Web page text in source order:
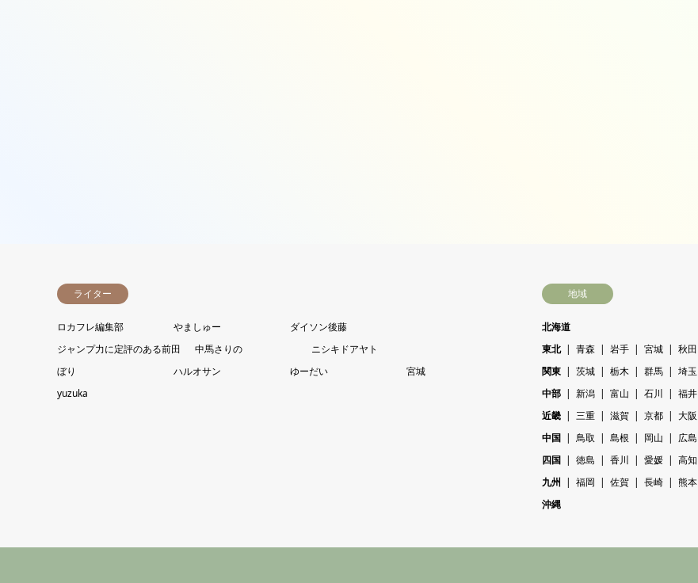
ライター
ロカフレ編集部 やましゅー
ダイソン後藤
ジャンプ力に定評のある前田
中馬さりの
ニシキドアヤト
ぼり
ハルオサン ゆーだい
宮城
yuzuka
地域
北海道
東北
青森 岩手 宮城 秋田
関東
茨城 栃木 群馬 埼玉
中部
新潟 富山 石川 福井
近畿
三重 滋賀 京都 大阪
中国
鳥取 島根 岡山 広島
四国
徳島 香川 愛媛
高知
九州
福岡 佐賀 長崎 熊本
沖縄